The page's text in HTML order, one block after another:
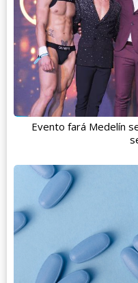
Evento fará Medelín